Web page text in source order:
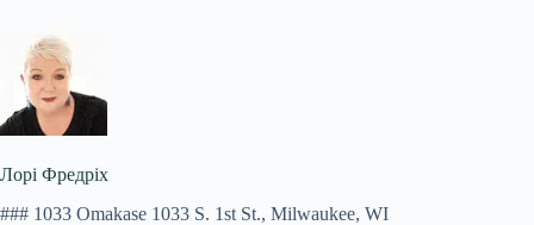
Лорі Фредріх
### 1033 Omakase 1033 S. 1st St., Milwaukee, WI